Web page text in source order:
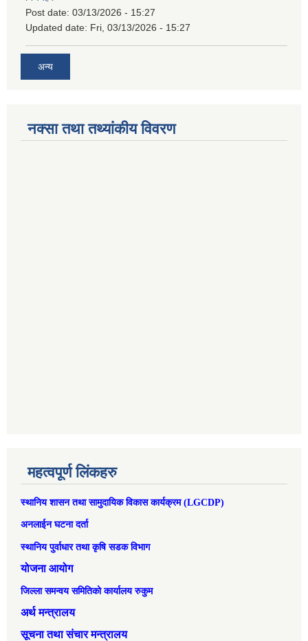
Post date: 03/13/2026 - 15:27
Updated date: Fri, 03/13/2026 - 15:27
अन्य
नक्सा तथा तथ्यांकीय विवरण
महत्वपूर्ण लिंकहरु
स्थानिय शासन तथा सामुदायिक विकास कार्यक्रम (LGCDP)
अनलाईन घटना दर्ता
स्थानिय पुर्वाधार तथा कृषि सडक विभाग
योजना आयोग
जिल्ला समन्वय समितिको कार्यालय रुकुम
अर्थ मन्त्रालय
सूचना तथा संचार मन्त्रालय